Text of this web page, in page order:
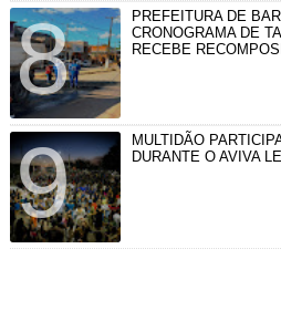
PREFEITURA DE
CRONOGRAMA DE
RECEBE
MULTIDÃO
DURANTE O AVIVA